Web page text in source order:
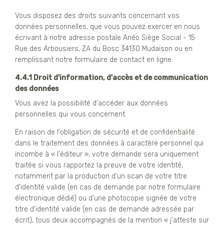
Vous disposez des droits suivants concernant vos
données personnelles, que vous pouvez exercer en nous
écrivant à notre adresse postale Anéo Siège Social - 15
Rue des Arbousiers, ZA du Bosc 34130 Mudaison ou en
remplissant notre formulaire de contact en ligne.
4.4.1 Droit d'information, d'accès et de communication
des données
Vous avez la possibilité d'accéder aux données
personnelles qui vous concernent.
En raison de l'obligation de sécurité et de confidentialité
dans le traitement des données à caractère personnel qui
incombe à « l'éditeur », votre demande sera uniquement
traitée si vous rapportez la preuve de votre identité,
notamment par la production d'un scan de votre titre
d'identité valide (en cas de demande par notre formulaire
électronique dédié) ou d'une photocopie signée de votre
titre d'identité valide (en cas de demande adressée par
écrit), tous deux accompagnés de la mention « j'atteste sur